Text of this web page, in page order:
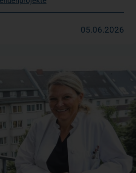
05.06.2026